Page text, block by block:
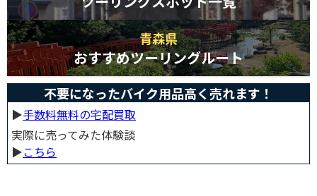
青森県
おすすめツーリングルート
不要になったバイク用品高く売れます！
▶︎手数料無料の宅配買取
実際に売ってみた体験談
▶︎こちら